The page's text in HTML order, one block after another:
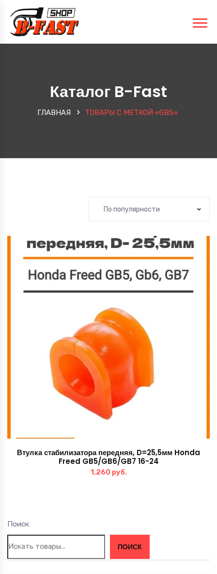
Каталог B-Fast
ГЛАВНАЯ ТОВАРЫ С МЕТКОЙ «GB5»
Поиск
ПОИСК
По популярности
Втулка стабилизатора передняя, D=25,5мм Honda
Freed GB5/GB6/GB7 16-24
1,260 руб.